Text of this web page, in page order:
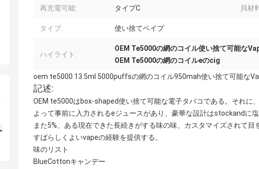
再充電可能: タイプC 貝材
タイプ: 使い捨てベイプ
ハイライト:
OEM Te5000の網のコイル使い捨て可能な
OEM Te5000の網のコイルeのcig
oem te5000 13.5ml 5000puffsの網のコイル950mah使い捨て可能な
記述:
OEM te5000はbox-shaped使い捨て可能な電子タバコである。それ
よって事前に入力されるeジュースがあり、豪華な設計はstockandに
また5%、ある現在できた長続きがする味の味、カスタマイズされて
すばらしくよいvapeの経験を提供する。
味のリスト
BlueCottonキャンデー